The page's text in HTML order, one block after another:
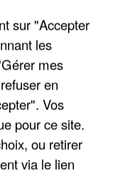
DÉROBÉES À
sur "Accepter
les
mes
en
Vos
pour ce site.
ou retirer
via le lien